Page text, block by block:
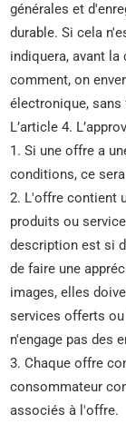
générales et
durable. Si cela
indiquera, avant
comment, on
électronique,
L’article 4.
1. Si une offre a
conditions, ce
2. L'offre contient
produits ou
description est si
de faire une
images, elles
services offerts
n'engage pas des
3. Chaque offre
consommateur
associés à l'offre.